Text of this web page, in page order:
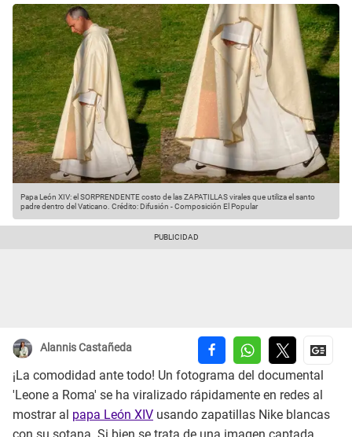
Papa León XIV: el SORPRENDENTE costo de las ZAPATILLAS virales que utiliza el santo
padre dentro del Vaticano. Crédito: Difusión - Composición El Popular
Alannis Castañeda
¡La comodidad ante todo! Un fotograma del documental
'Leone a Roma' se ha viralizado rápidamente en redes al
mostrar al papa León XIV usando zapatillas Nike blancas